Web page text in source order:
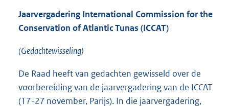
Jaarvergadering International Commission for the
Conservation of Atlantic Tunas (ICCAT)
(Gedachtewisseling)
De Raad heeft van gedachten gewisseld over de
voorbereiding van de jaarvergadering van de ICCAT
(17-27 november, Parijs). In die jaarvergadering,